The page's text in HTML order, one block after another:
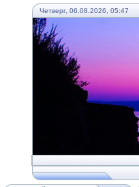
Четверг, 06.08.2026, 05:47